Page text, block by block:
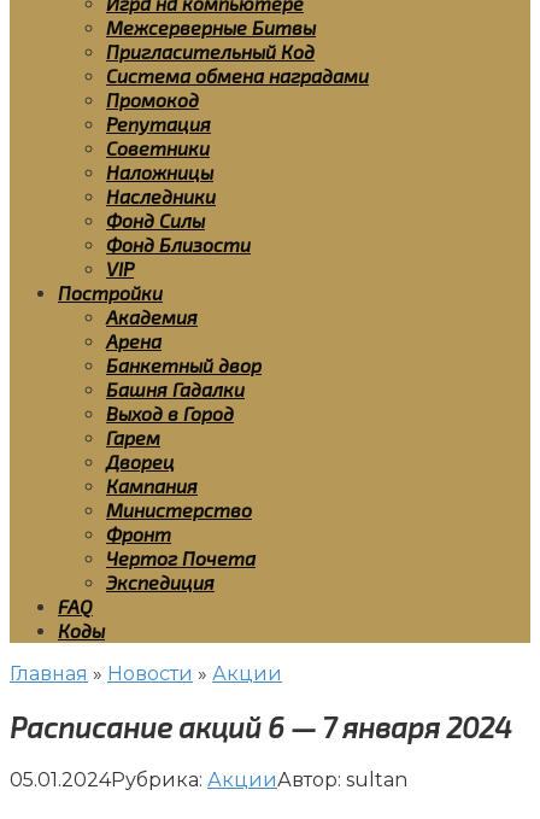
Межсерверные Битвы
Пригласительный Код
Система обмена наградами
Промокод
Репутация
Советники
Наложницы
Наследники
Фонд Силы
Фонд Близости
VIP
Постройки
Академия
Арена
Банкетный двор
Башня Гадалки
Выход в Город
Гарем
Дворец
Кампания
Министерство
Фронт
Чертог Почета
Экспедиция
FAQ
Коды
Главная » Новости » Акции
Расписание акций 6 — 7 января 2024
05.01.2024Рубрика: АкцииАвтор: sultan